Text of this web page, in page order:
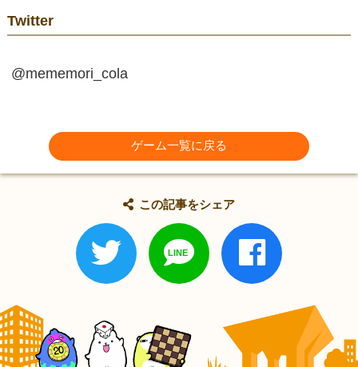
Twitter
@mememori_cola
ゲーム一覧に戻る
この記事をシェア